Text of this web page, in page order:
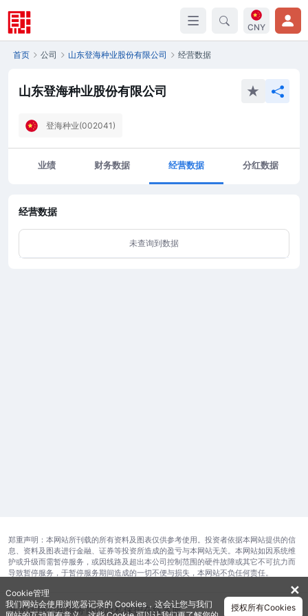
CNY
首页 公司 山东登海种业股份有限公司 经营数据
山东登海种业股份有限公司
登海种业(002041)
业绩 财务数据 经营数据 分红数据
经营数据
未查询到数据
郑重声明：本网站所刊载的所有资料及图表仅供参考使用。投资者依据本网站提供的信
息、资料及图表进行金融、证券等投资所造成的盈亏与本网站无关。本网站如因系统维
护或升级而需暂停服务，或因线路及超出本公司控制范围的硬件故障或其它不可抗力而
导致暂停服务，于暂停服务期间造成的一切不便与损失，本网站不负任何责任。
开发运维公司服务协议隐私保护在线客服
✕
Cookie管理
我们网站会使用浏览器记录的 Cookies，这会让您与我们
授权所有Cookies